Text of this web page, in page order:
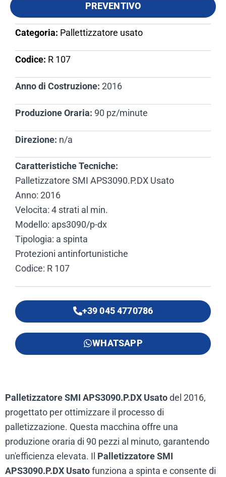
PREVENTIVO
Categoria: Pallettizzatore usato
Codice: R 107​
Anno di Costruzione: 2016
Produzione Oraria: 90 pz/minute
Direzione: n/a
Caratteristiche Tecniche:
Palletizzatore SMI APS3090.P.DX Usato
Anno: 2016
Velocita: 4 strati al min.
Modello: aps3090/p-dx
Tipologia: a spinta
Protezioni antinfortunistiche
Codice: R 107
+39 045 4770786
WHATSAPP
Palletizzatore SMI APS3090.P.DX Usatodel 2016,
progettato per ottimizzare il processo di
palletizzazione. Questa macchina offre una
produzione oraria di 90 pezzi al minuto, garantendo
un'efficienza elevata. Il Palletizzatore SMI
APS3090.P.DX Usatofunziona a spinta e consente di